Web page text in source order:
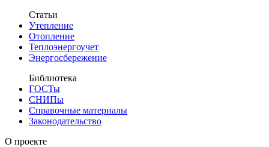
Статьи
Утепление
Отопление
Теплоэнергоучет
Энергосбережение
Библиотека
ГОСТы
СНИПы
Справочные материалы
Законодательство
О проекте